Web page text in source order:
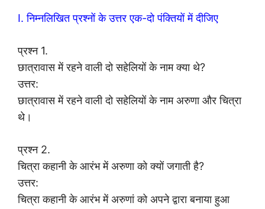
I. निम्नलिखित प्रश्नों के उत्तर एक-दो पंक्तियों में दीजिए
प्रश्न 1.
छात्रावास में रहने वाली दो सहेलियों के नाम क्या थे?
उत्तर:
छात्रावास में रहने वाली दो सहेलियों के नाम अरुणा और चित्रा
थे।
प्रश्न 2.
चित्रा कहानी के आरंभ में अरुणा को क्यों जगाती है?
उत्तर:
चित्रा कहानी के आरंभ में अरुणां को अपने द्वारा बनाया हुआ